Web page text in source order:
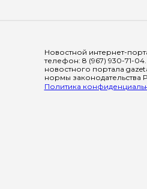
Новостной интернет-
телефон: 8 (967) 930-71-
новостного портала
нормы законодательства
Политика